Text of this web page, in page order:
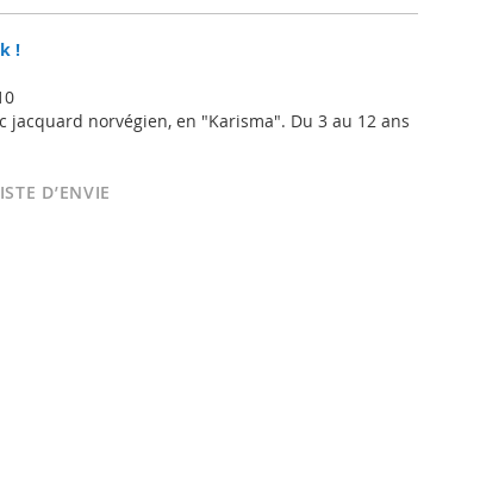
!
jacquard norvégien, en "Karisma". Du 3 au 12 ans
D’ENVIE